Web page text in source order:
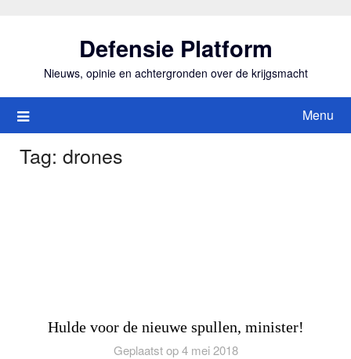
Defensie Platform
Nieuws, opinie en achtergronden over de krijgsmacht
Menu
Tag: drones
Hulde voor de nieuwe spullen, minister!
Geplaatst op 4 mei 2018